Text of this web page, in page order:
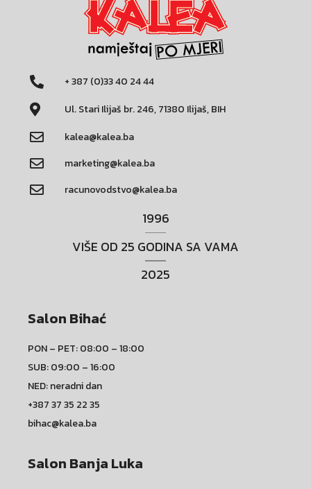
+ 387 (0)33 40 24 44
Ul. Stari Ilijaš br. 246, 71380 Ilijaš, BIH
kalea@kalea.ba
marketing@kalea.ba
racunovodstvo@kalea.ba
1996
VIŠE OD 25 GODINA SA VAMA
2025
Salon Bihać
PON – PET: 08:00 – 18:00
SUB: 09:00 – 16:00
NED: neradni dan
+387 37 35 22 35
bihac@kalea.ba
Salon Banja Luka